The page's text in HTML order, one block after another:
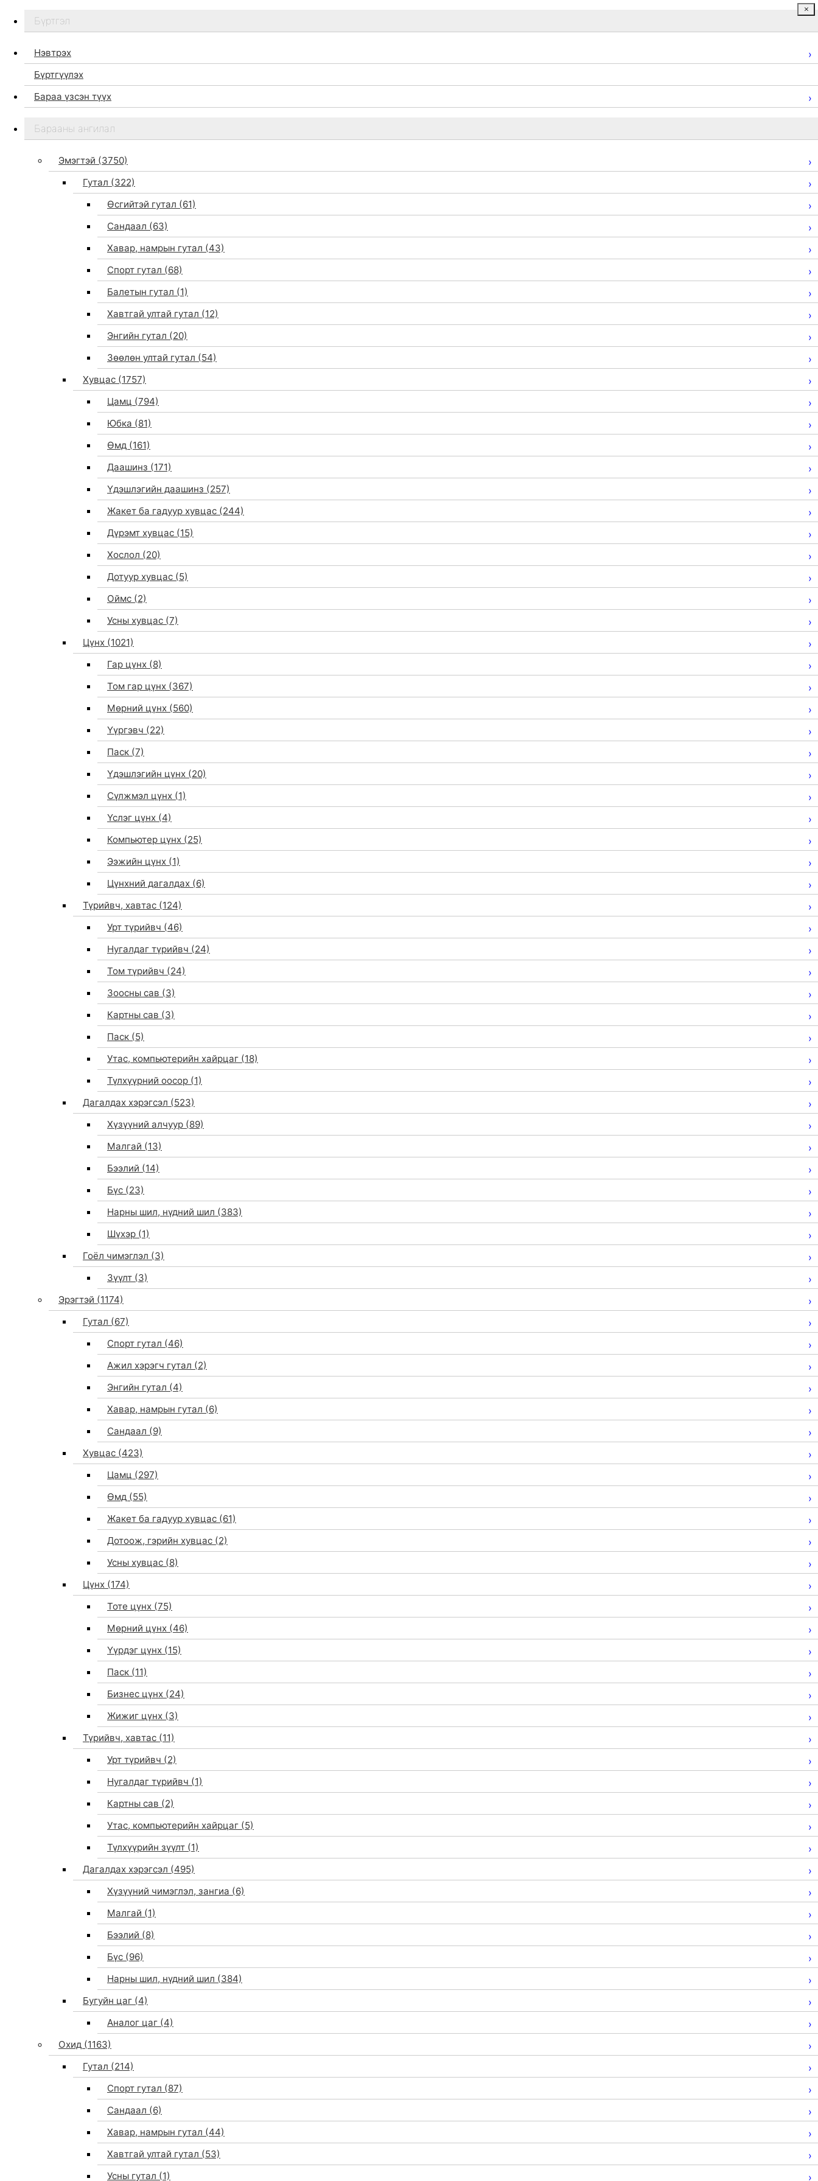
Бидний тухай
Дэлгүүр
Бүртгэл
Нэвтрэх
Бүртгүүлэх
Бараа үзсэн түүх
Барааны ангилал
Эмэгтэй (3750)
Гутал (322)
Өсгийтэй гутал (61)
Сандаал (63)
Хавар, намрын гутал (43)
Спорт гутал (68)
Балетын гутал (1)
Хавтгай ултай гутал (12)
Энгийн гутал (20)
Зөөлөн ултай гутал (54)
Хувцас (1757)
Цамц (794)
Юбка (81)
Өмд (161)
Даашинз (171)
Үдэшлэгийн даашинз (257)
Жакет ба гадуур хувцас (244)
Дүрэмт хувцас (15)
Хослол (20)
Дотуур хувцас (5)
Оймс (2)
Усны хувцас (7)
Цүнх (1021)
Гар цүнх (8)
Том гар цүнх (367)
Мөрний цүнх (560)
Үүргэвч (22)
Паск (7)
Үдэшлэгийн цүнх (20)
Сүлжмэл цүнх (1)
Үслэг цүнх (4)
Компьютер цүнх (25)
Ээжийн цүнх (1)
Цүнхний дагалдах (6)
Түрийвч, хавтас (124)
Урт түрийвч (46)
Нугалдаг түрийвч (24)
Том түрийвч (24)
Зоосны сав (3)
Картны сав (3)
Паск (5)
Утас, компьютерийн хайрцаг (18)
Түлхүүрний оосор (1)
Дагалдах хэрэгсэл (523)
Хүзүүний алчуур (89)
Малгай (13)
Бээлий (14)
Бүс (23)
Нарны шил, нүдний шил (383)
Шүхэр (1)
Гоёл чимэглэл (3)
Зүүлт (3)
Эрэгтэй (1174)
Гутал (67)
Спорт гутал (46)
Ажил хэрэгч гутал (2)
Энгийн гутал (4)
Хавар, намрын гутал (6)
Сандаал (9)
Хувцас (423)
Цамц (297)
Өмд (55)
Жакет ба гадуур хувцас (61)
Дотоож, гэрийн хувцас (2)
Усны хувцас (8)
Цүнх (174)
Тоте цүнх (75)
Мөрний цүнх (46)
Үүрдэг цүнх (15)
Паск (11)
Бизнес цүнх (24)
Жижиг цүнх (3)
Түрийвч, хавтас (11)
Урт түрийвч (2)
Нугалдаг түрийвч (1)
Картны сав (2)
Утас, компьютерийн хайрцаг (5)
Түлхүүрийн зүүлт (1)
Дагалдах хэрэгсэл (495)
Хүзүүний чимэглэл, зангиа (6)
Малгай (1)
Бээлий (8)
Бүс (96)
Нарны шил, нүдний шил (384)
Бугуйн цаг (4)
Аналог цаг (4)
Охид (1163)
Гутал (214)
Спорт гутал (87)
Сандаал (6)
Хавар, намрын гутал (44)
Хавтгай ултай гутал (53)
Усны гутал (1)